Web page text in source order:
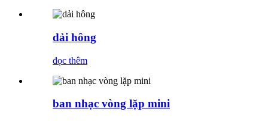
dải hông
đọc thêm
ban nhạc vòng lặp mini